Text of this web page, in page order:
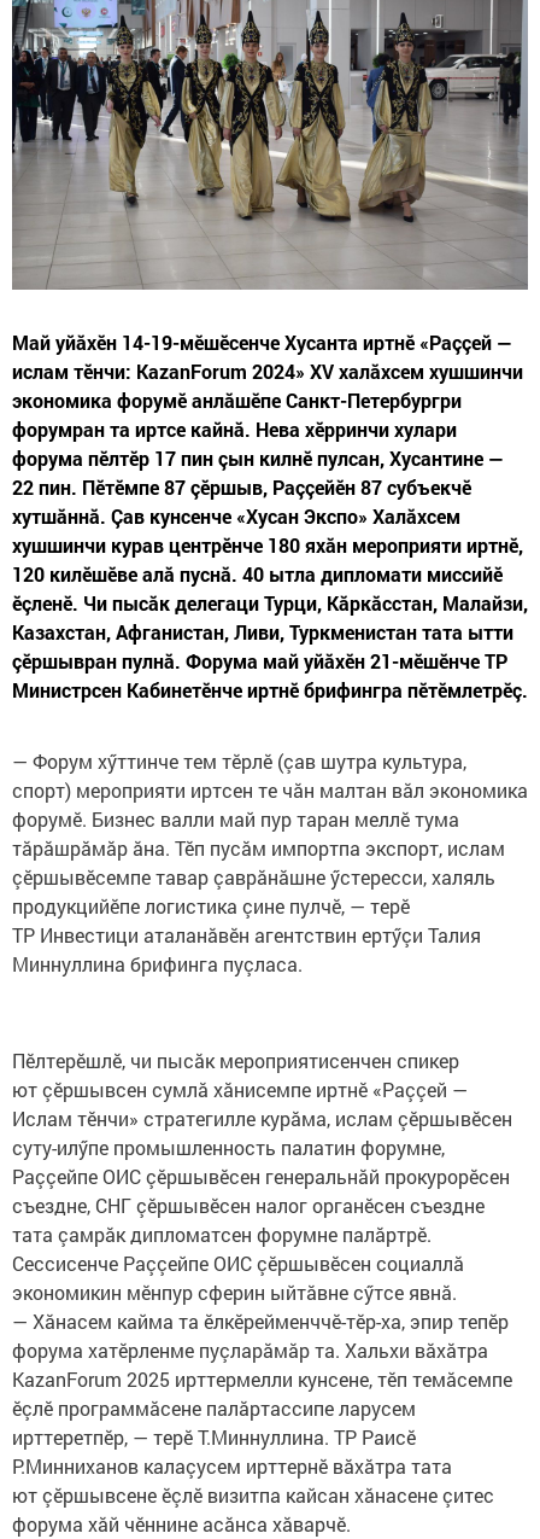
Май уйăхӗн 14-19-мӗшӗсенче Хусанта иртнӗ «Раççей —
ислам тӗнчи: KazanForum 2024» XV халăхсем хушшинчи
экономика форумӗ анлăшӗпе Санкт-Петербургри
форумран та иртсе кайнă. Нева хӗрринчи хулари
форума пӗлтӗр 17 пин çын килнӗ пулсан, Хусантине —
22 пин. Пӗтӗмпе 87 çӗршыв, Раççейӗн 87 субъекчӗ
хутшăннă. Çав кунсенче «Хусан Экспо» Халăхсем
хушшинчи курав центрӗнче 180 яхăн мероприяти иртнӗ,
120 килӗшӗве алă пуснă. 40 ытла дипломати миссийӗ
ӗçленӗ. Чи пысăк делегаци Турци, Кăркăсстан, Малайзи,
Казахстан, Афганистан, Ливи, Туркменистан тата ытти
çӗршывран пулнă. Форума май уйăхӗн 21-мӗшӗнче ТР
Министрсен Кабинетӗнче иртнӗ брифингра пӗтӗмлетрӗç.
— Форум хӳттинче тем тӗрлӗ (çав шутра культура,
спорт) мероприяти иртсен те чăн малтан вăл экономика
форумӗ. Бизнес валли май пур таран меллӗ тума
тăрăшрăмăр ăна. Тӗп пусăм импортпа экспорт, ислам
çӗршывӗсемпе тавар çаврăнăшне ӳстересси, халяль
продукцийӗпе логистика çине пулчӗ, — терӗ
ТР Инвестици аталанăвӗн агентствин ертӳçи Талия
Миннуллина брифинга пуçласа.
Пӗлтерӗшлӗ, чи пысăк мероприятисенчен спикер
ют çӗршывсен сумлă хăнисемпе иртнӗ «Раççей —
Ислам тӗнчи» стратегилле курăма, ислам çӗршывӗсен
суту-илӳпе промышленность палатин форумне,
Раççейпе ОИС çӗршывӗсен генеральнăй прокурорӗсен
съездне, СНГ çӗршывӗсен налог органӗсен съездне
тата çамрăк дипломатсен форумне палăртрӗ.
Сессисенче Раççейпе ОИС çӗршывӗсен социаллă
экономикин мӗнпур сферин ыйтăвне сӳтсе явнă.
— Хăнасем кайма та ӗлкӗрейменччӗ-тӗр-ха, эпир тепӗр
форума хатӗрленме пуçларăмăр та. Хальхи вăхăтра
KazanForum 2025 ирттермелли кунсене, тӗп темăсемпе
ӗçлӗ программăсене палăртассипе ларусем
ирттеретпӗр, — терӗ Т.Миннуллина. ТР Раисӗ
Р.Минниханов калаçусем ирттернӗ вăхăтра тата
ют çӗршывсене ӗçлӗ визитпа кайсан хăнасене çитес
форума хăй чӗннине асăнса хăварчӗ.